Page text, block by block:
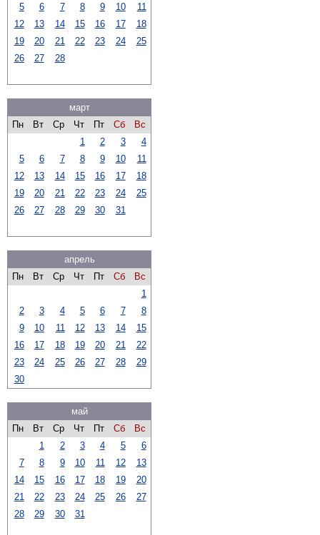
5
6 7 8 9 10
11
12
13 14 15 16 17
18
19
20 21 22 23 24
25
26
27 28
март
Пн
Вт Ср Чт Пт Сб
Вс
1
2 3
4
5
6 7 8 9 10
11
12
13 14 15 16 17
18
19
20 21 22 23 24
25
26
27 28 29 30 31
апрель
Пн
Вт Ср Чт Пт Сб
Вс
1
2
3 4 5 6 7
8
9
10 11 12 13 14
15
16
17 18 19 20 21
22
23
24 25 26 27 28
29
30
май
Пн
Вт Ср Чт Пт Сб
Вс
1
2 3 4 5
6
7
8 9 10 11 12
13
14
15 16 17 18 19
20
21
22 23 24 25 26
27
28
29 30 31